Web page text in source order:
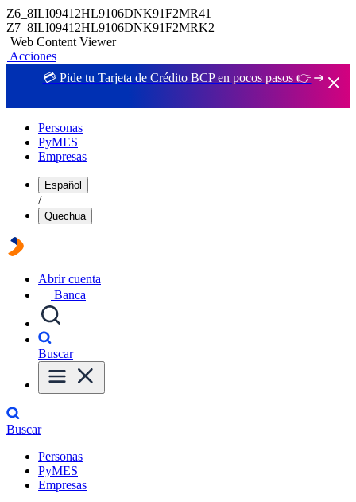
Z6_8ILI09412HL9106DNK91F2MR41
Z7_8ILI09412HL9106DNK91F2MRK2
Web Content Viewer
Acciones
💳 Pide tu Tarjeta de Crédito BCP en pocos pasos 👉
Personas
PyMES
Empresas
Español
/
Quechua
Abrir cuenta
Banca
Buscar
Buscar
Personas
PyMES
Empresas